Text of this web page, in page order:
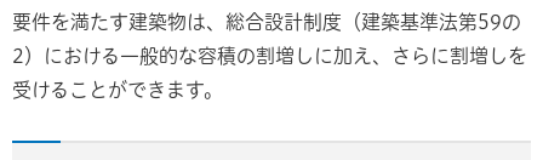
要件を満たす建築物は、総合設計制度（建築基準法第59の
2）における一般的な容積の割増しに加え、さらに割増しを
受けることができます。